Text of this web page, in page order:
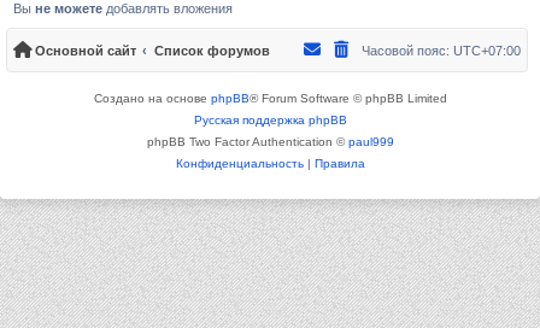
Вы не можете добавлять вложения
Основной сайт Список форумов Часовой пояс: UTC+07:00
Создано на основе phpBB® Forum Software © phpBB Limited
Русская поддержка phpBB
phpBB Two Factor Authentication ©paul999
Конфиденциальность| Правила